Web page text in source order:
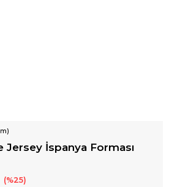
Jersey İspanya Forması
25